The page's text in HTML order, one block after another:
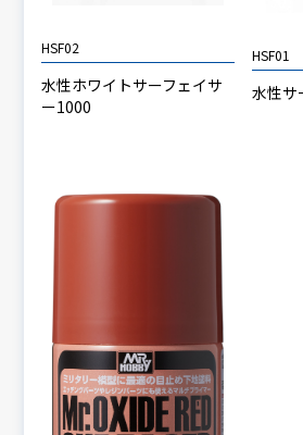
HSF02
水性ホワイトサーフェイサ
ー1000
HSF01
水性サ